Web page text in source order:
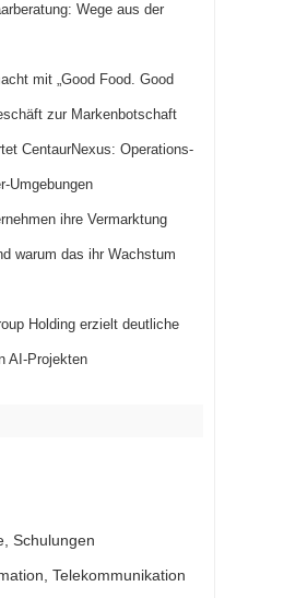
Wege aus der
mit „Good Food. Good
zur Markenbotschaft
CentaurNexus: Operations-
Umgebungen
ihre Vermarktung
warum das ihr Wachstum
Holding erzielt deutliche
AI-Projekten
Schulungen
Telekommunikation